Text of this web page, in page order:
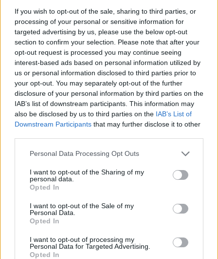
If you wish to opt-out of the sale, sharing to third parties, or
processing of your personal or sensitive information for
targeted advertising by us, please use the below opt-out
section to confirm your selection. Please note that after your
opt-out request is processed you may continue seeing
interest-based ads based on personal information utilized by
us or personal information disclosed to third parties prior to
your opt-out. You may separately opt-out of the further
disclosure of your personal information by third parties on the
IAB’s list of downstream participants. This information may
also be disclosed by us to third parties on the IAB’s List of
Downstream Participants that may further disclose it to other
Personal Data Processing Opt Outs
I want to opt-out of the Sharing of my
personal data.
Opted In
I want to opt-out of the Sale of my
Personal Data.
Opted In
I want to opt-out of processing my
Personal Data for Targeted Advertising.
Opted In
βόμβας χωρίς CGI.
“Πρέπει να βρούμε έναν τρόπο να μπούμε στο
κεφάλι αυτού του άντρα. Πρέπει να δούμε τον
κόσμο όπως τον βλέπει, πρέπει να δούμε τα
άτομα να κινούνται, πρέπει να δούμε τον τρόπο
που φαντάζεται τα κύματα ενέργειας, τον
κβαντικό κόσμο”, είπε στον Τζάκσον. “Και μετά
πρέπει να δούμε πώς αυτό μεταφράζεται στο
τεστ Trinity. Και πρέπει να νιώσουμε τον κίνδυνο,
τρόπο”.
Ο σκηνοθέτης έθεσε στον Τζάκσον την απόλυτη
αλλά χωρίς γραφικά στον υπολογιστή”.